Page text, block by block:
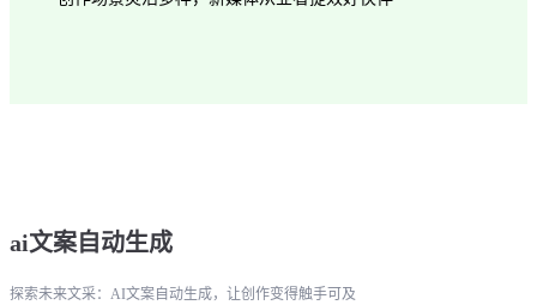
ai文案自动生成
探索未来文采：AI文案自动生成，让创作变得触手可及